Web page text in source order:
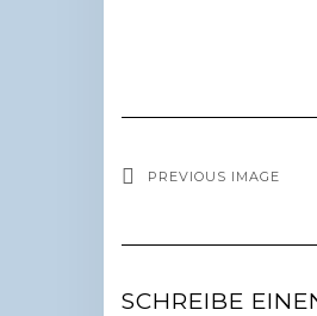
PREVIOUS IMAGE
SCHREIBE